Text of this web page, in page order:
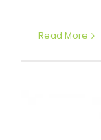
Read More